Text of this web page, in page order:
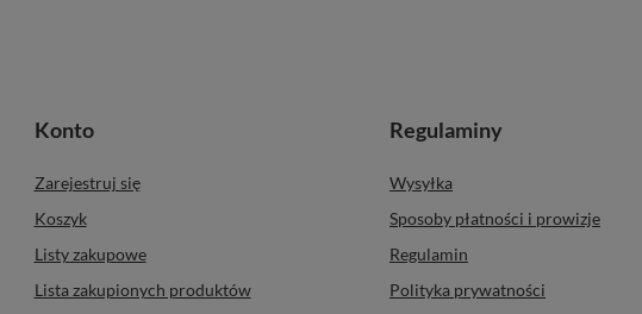
Konto
Zarejestruj się
Koszyk
Listy zakupowe
Lista zakupionych produktów
Regulaminy
Wysyłka
Sposoby płatności i prowizje
Regulamin
Polityka prywatności